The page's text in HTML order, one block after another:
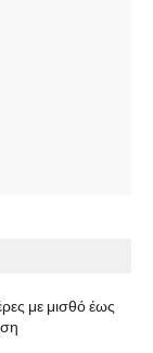
με μισθό έως